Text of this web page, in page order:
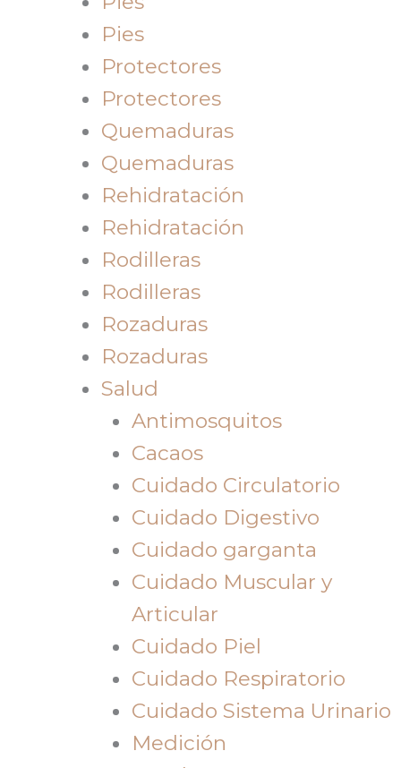
Pies
Protectores
Protectores
Quemaduras
Quemaduras
Rehidratación
Rehidratación
Rodilleras
Rodilleras
Rozaduras
Rozaduras
Salud
Antimosquitos
Cacaos
Cuidado Circulatorio
Cuidado Digestivo
Cuidado garganta
Cuidado Muscular y
Articular
Cuidado Piel
Cuidado Respiratorio
Cuidado Sistema Urinario
Medición